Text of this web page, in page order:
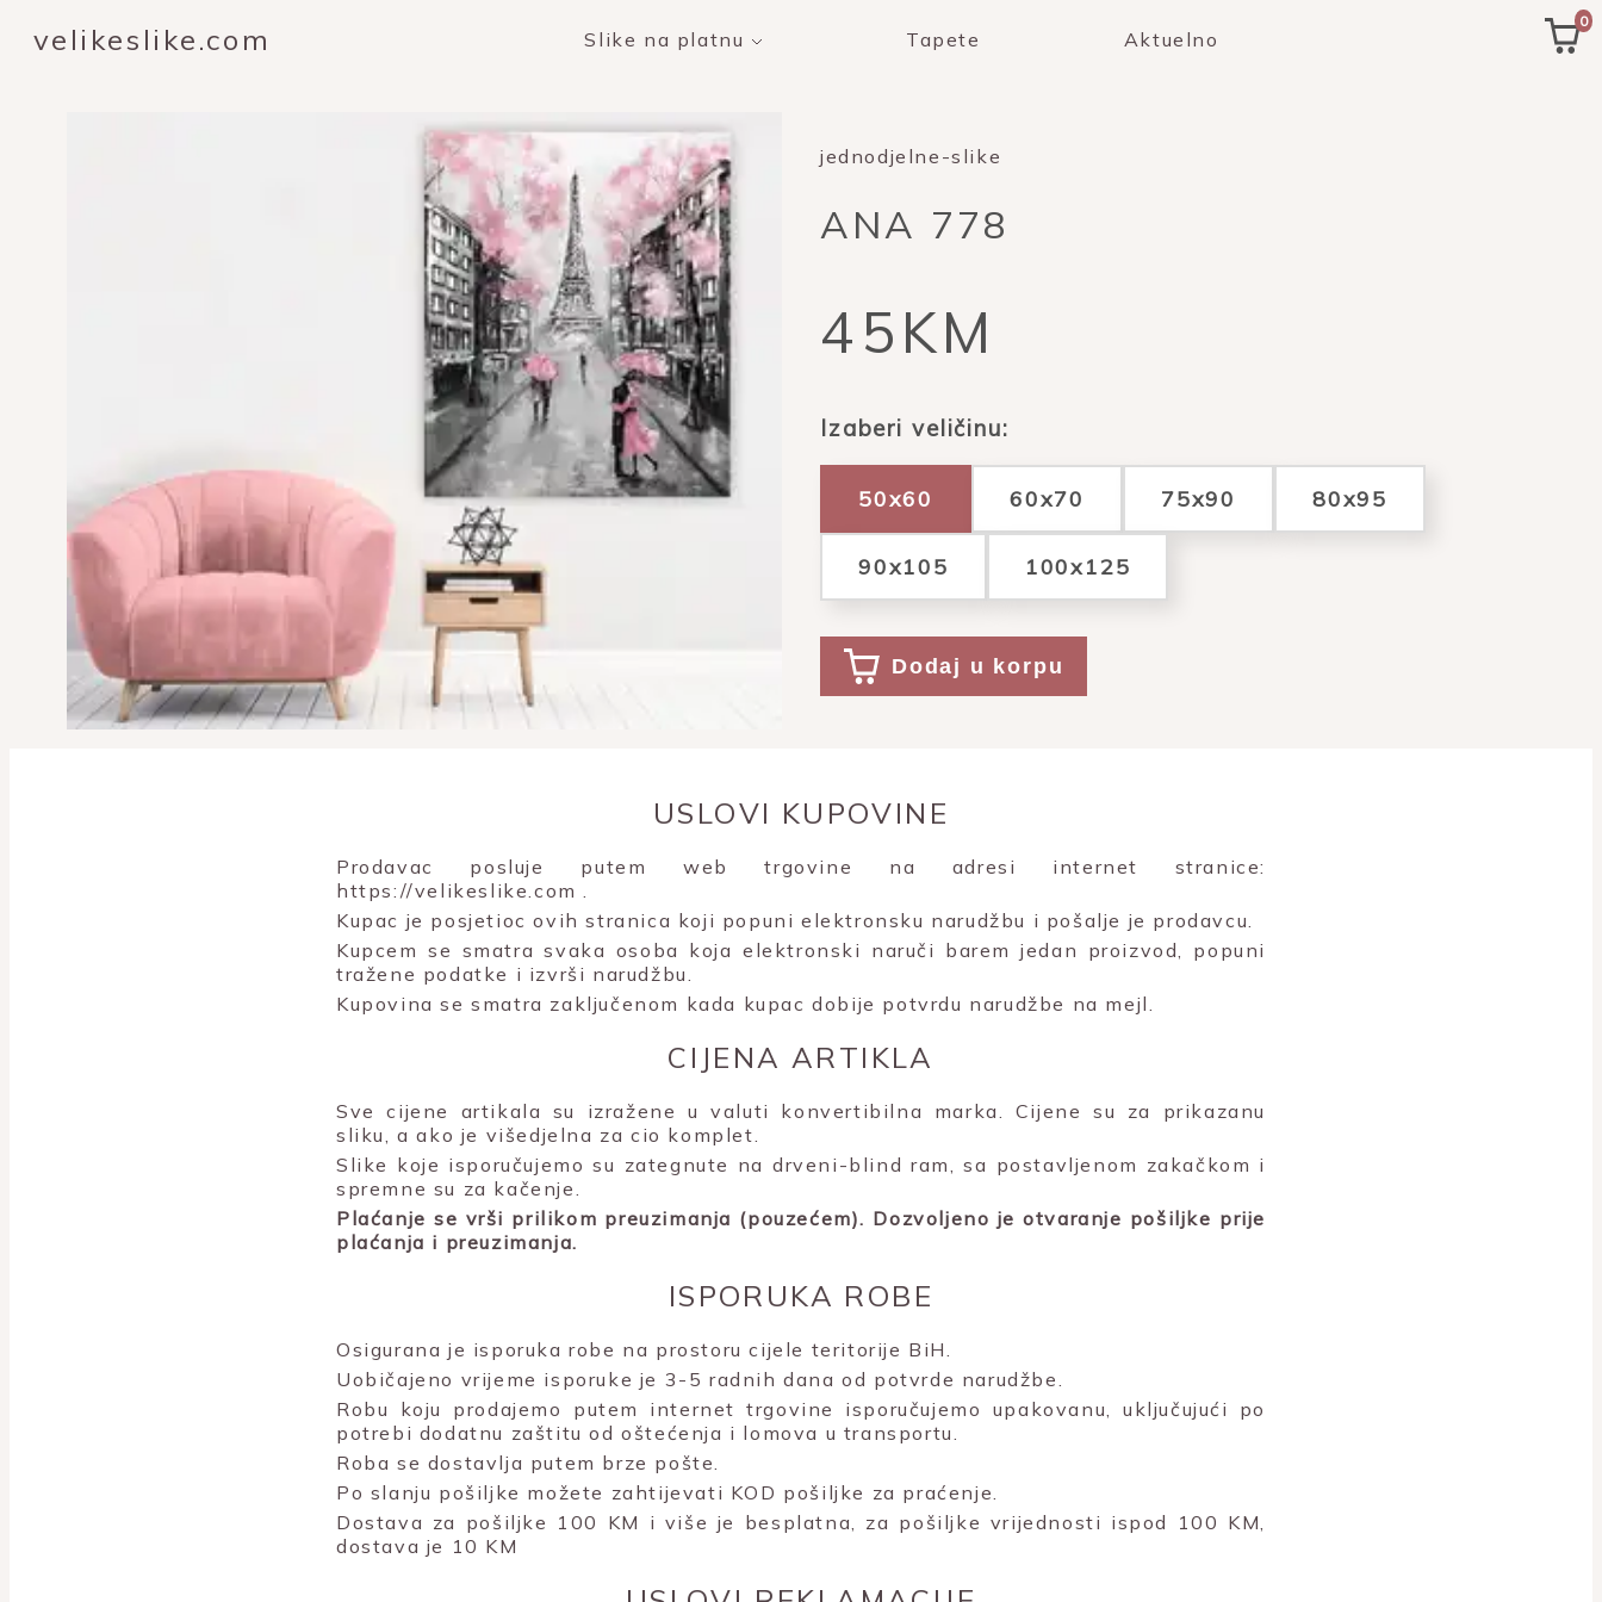
velikeslike.com Slike na platnu Tapete Aktuelno
0
jednodjelne-slike
ANA 778
45KM
Izaberi veličinu:
50x60 60x70 75x90 80x95
90x105 100x125
Dodaj u korpu
USLOVI KUPOVINE
Prodavac posluje putem web trgovine na adresi internet stranice:
https://velikeslike.com .
Kupac je posjetioc ovih stranica koji popuni elektronsku narudžbu i pošalje je prodavcu.
Kupcem se smatra svaka osoba koja elektronski naruči barem jedan proizvod, popuni
tražene podatke i izvrši narudžbu.
Kupovina se smatra zaključenom kada kupac dobije potvrdu narudžbe na mejl.
CIJENA ARTIKLA
Sve cijene artikala su izražene u valuti konvertibilna marka. Cijene su za prikazanu
sliku, a ako je višedjelna za cio komplet.
Slike koje isporučujemo su zategnute na drveni-blind ram, sa postavljenom zakačkom i
spremne su za kačenje.
Plaćanje se vrši prilikom preuzimanja (pouzećem). Dozvoljeno je otvaranje pošiljke prije
plaćanja i preuzimanja.
ISPORUKA ROBE
Osigurana je isporuka robe na prostoru cijele teritorije BiH.
Uobičajeno vrijeme isporuke je 3-5 radnih dana od potvrde narudžbe.
Robu koju prodajemo putem internet trgovine isporučujemo upakovanu, uključujući po
potrebi dodatnu zaštitu od oštećenja i lomova u transportu.
Roba se dostavlja putem brze pošte.
Po slanju pošiljke možete zahtijevati KOD pošiljke za praćenje.
Dostava za pošiljke 100 KM i više je besplatna, za pošiljke vrijednosti ispod 100 KM,
dostava je 10 KM